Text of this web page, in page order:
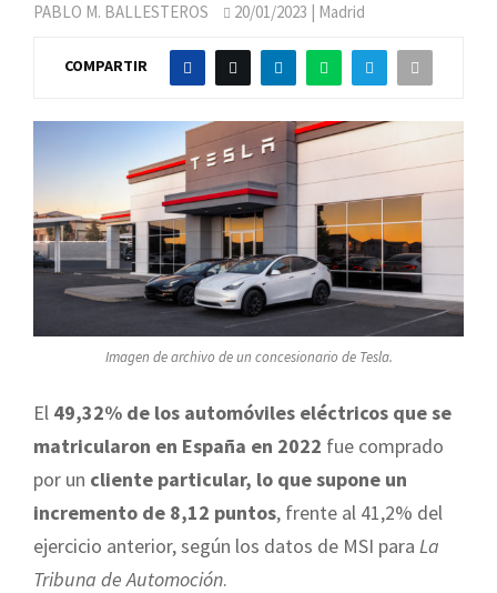
PABLO M. BALLESTEROS 20/01/2023 | Madrid
COMPARTIR
Imagen de archivo de un concesionario de Tesla.
El 49,32% de los automóviles eléctricos que se
matricularon en España en 2022 fue comprado
por un cliente particular, lo que supone un
incremento de 8,12 puntos, frente al 41,2% del
ejercicio anterior, según los datos de MSI para La
Tribuna de Automoción.